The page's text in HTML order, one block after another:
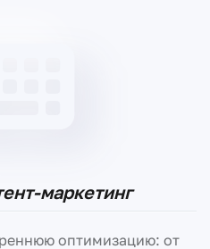
маркетинг
оптимизацию: от